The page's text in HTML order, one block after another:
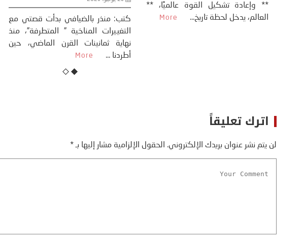
** وإعادة تشكيل القوة عالميًا، **
العالم، يدخل لحظة تاريخ...
More
الأمريكي دونالد ترامب إلى قصف
ايران، وذلك ردا على ما اعتبره الرئيس
اترك تعليقاً
لن يتم نشر عنوان بريدك الإلكتروني. الحقول الإلزامية مشار إليها بـ*